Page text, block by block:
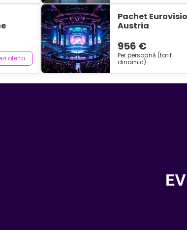
oferta
Pachet Eurovision | Viena,
Austria
956 €
Per persoană (tarif
dinamic)